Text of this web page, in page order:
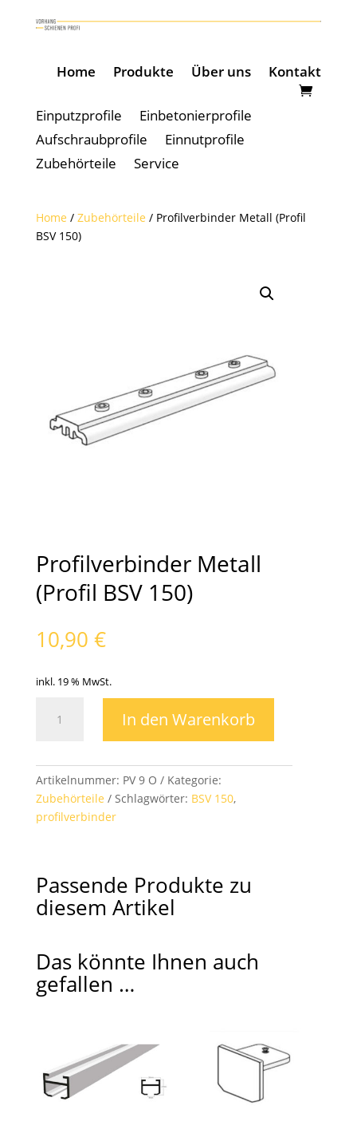
Home Produkte Über uns Kontakt
Einputzprofile
Einbetonierprofile
Aufschraubprofile
Einnutprofile
Zubehörteile
Service
Home / Zubehörteile / Profilverbinder Metall (Profil
BSV 150)
Profilverbinder Metall
(Profil BSV 150)
10,90 €
inkl. 19 % MwSt.
Metall
150)
Menge
In den Warenkorb
Artikelnummer: PV 9 O
Kategorie:
Zubehörteile
Schlagwörter: BSV 150,
profilverbinder
Passende Produkte zu
diesem Artikel
Das könnte Ihnen auch
gefallen …